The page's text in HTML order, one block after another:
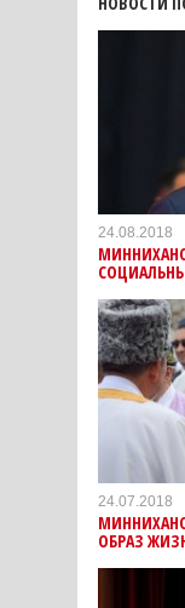
24.08.2018
24.07.2018
ОБРАЗ